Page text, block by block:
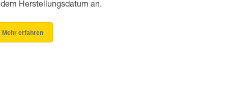
dem Herstellungsdatum an.
Mehr erfahren